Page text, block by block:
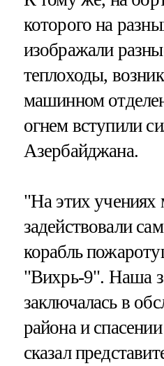
которого на
изображали
теплоходы,
машинном
огнем вступили
Азербайджана.
"На этих
задействовали
корабль
"Вихрь-9". Наша
заключалась в
района и
сказал